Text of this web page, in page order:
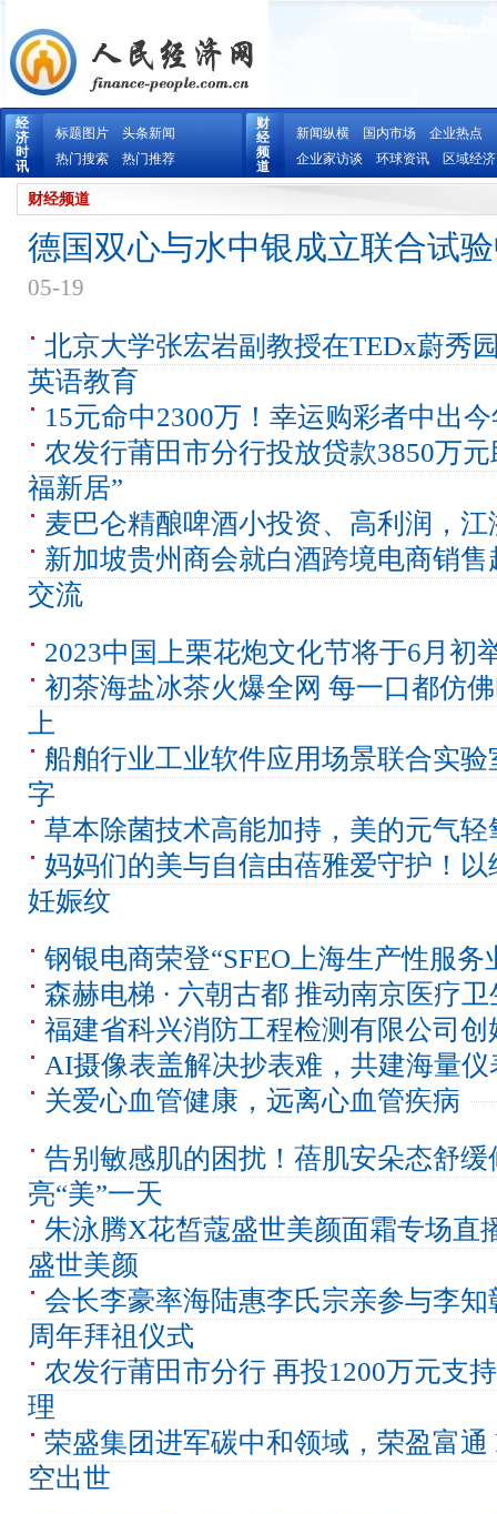
经
济
时
讯
标题图片
头条新闻
热门搜索
热门推荐
财
经
频
道
新闻纵横 国内市场
企业热点
企业家访谈
环球资讯 区域经济
财经频道
德国双心与水中银成立联合试
05-19
北京大学张宏岩副教授在TEDx蔚秀
英语教育
15元命中2300万！幸运购彩者中出
农发行莆田市分行投放贷款3850万
福新居”
麦巴仑精酿啤酒小投资、高利润，
新加坡贵州商会就白酒跨境电商销
交流
2023中国上栗花炮文化节将于6月初
初茶海盐冰茶火爆全网 每一口都仿
上
船舶行业工业软件应用场景联合实
字
草本除菌技术高能加持，美的元气
妈妈们的美与自信由蓓雅爱守护！
妊娠纹
钢银电商荣登“SFEO上海生产性服务
森赫电梯 · 六朝古都 推动南京医疗
福建省科兴消防工程检测有限公司创
AI摄像表盖解决抄表难，共建海量
关爱心血管健康，远离心血管疾病
告别敏感肌的困扰！蓓肌安朵态舒
亮“美”一天
朱泳腾X花皙蔻盛世美颜面霜专场直
盛世美颜
会长李豪率海陆惠李氏宗亲参与李知
周年拜祖仪式
农发行莆田市分行 再投1200万元支
理
荣盛集团进军碳中和领域，荣盈富通
空出世